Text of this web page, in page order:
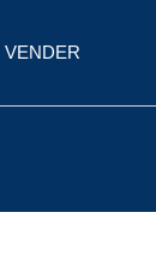
VENDER